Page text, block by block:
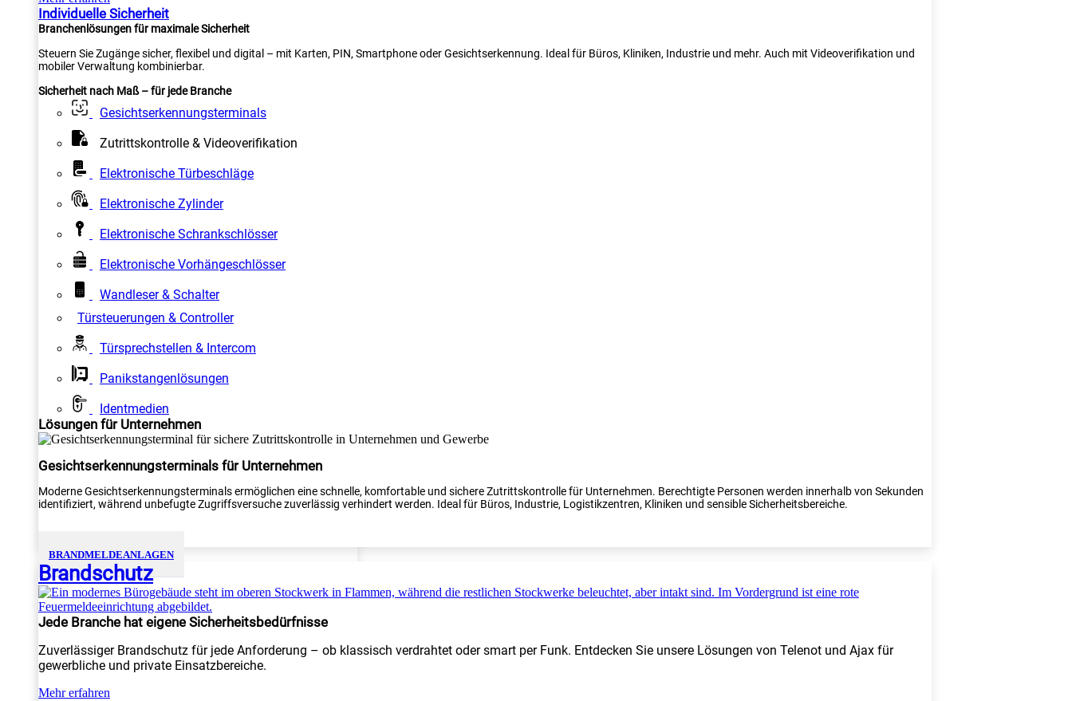
Individuelle Sicherheit
Branchenlösungen für maximale Sicherheit
Steuern Sie Zugänge sicher, flexibel und digital – mit Karten, PIN, Smartphone oder Gesichtserkennung. Ideal für Büros, Kliniken, Industrie und mehr. Auch mit Videoverifikation und
mobiler Verwaltung kombinierbar.
Sicherheit nach Maß – für jede Branche
Gesichtserkennungsterminals
Zutrittskontrolle & Videoverifikation
Elektronische Türbeschläge
Elektronische Zylinder
Elektronische Schrankschlösser
Elektronische Vorhängeschlösser
Wandleser & Schalter
Türsteuerungen & Controller
Türsprechstellen & Intercom
Panikstangenlösungen
Identmedien
Lösungen für Unternehmen
Gesichtserkennungsterminals für Unternehmen
Moderne Gesichtserkennungsterminals ermöglichen eine schnelle, komfortable und sichere Zutrittskontrolle für Unternehmen. Berechtigte Personen werden innerhalb von Sekunden
identifiziert, während unbefugte Zugriffsversuche zuverlässig verhindert werden. Ideal für Büros, Industrie, Logistikzentren, Kliniken und sensible Sicherheitsbereiche.
BRANDMELDEANLAGEN
Brandschutz
Jede Branche hat eigene Sicherheitsbedürfnisse
Zuverlässiger Brandschutz für jede Anforderung – ob klassisch verdrahtet oder smart per Funk. Entdecken Sie unsere Lösungen von Telenot und Ajax für
gewerbliche und private Einsatzbereiche.
Mehr erfahren